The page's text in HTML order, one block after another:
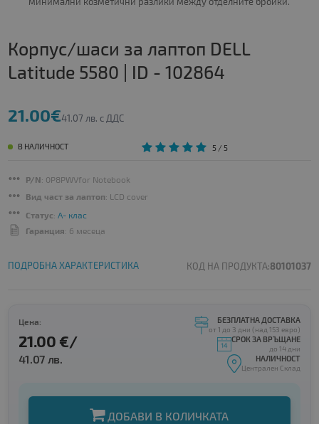
Корпус/шаси за лаптоп DELL
Latitude 5580 | ID - 102864
21.00€41.07 лв. с ДДС
В НАЛИЧНОСТ 5/ 5
P/N: 0P8PWVfor Notebook
Вид част за лаптоп: LCD cover
Статус: A- клас
Гаранция: 6 месеца
ПОДРОБНА ХАРАКТЕРИСТИКА КОД НА ПРОДУКТА:80101037
Цена:
21.00 €/
41.07 лв.
БЕЗПЛАТНА ДОСТАВКА
от 1 до 3 дни (над 153 евро)
СРОК ЗА ВРЪЩАНЕ
до 14 дни
НАЛИЧНОСТ
Централен Склад
ДОБАВИ В КОЛИЧКАТА